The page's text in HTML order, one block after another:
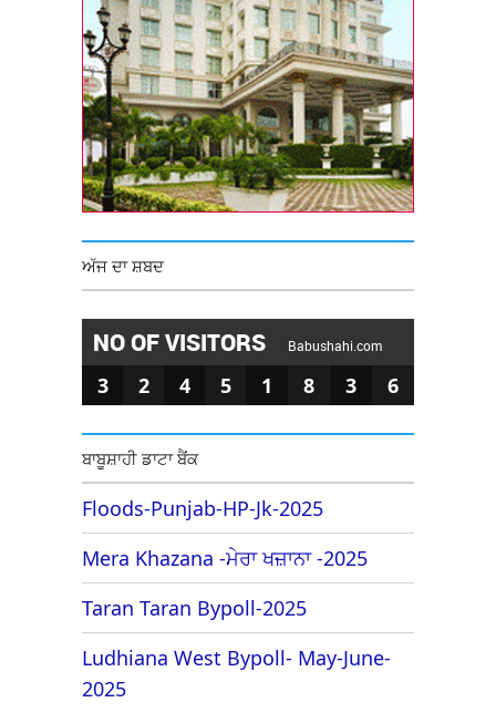
ਅੱਜ ਦਾ ਸ਼ਬਦ
NO OF VISITORS Babushahi.com
3 2 4 5 1 8 3 6
ਬਾਬੂਸ਼ਾਹੀ ਡਾਟਾ ਬੈਂਕ
Floods-Punjab-HP-Jk-2025
Mera Khazana -ਮੇਰਾ ਖਜ਼ਾਨਾ -2025
Taran Taran Bypoll-2025
Ludhiana West Bypoll- May-June-
2025